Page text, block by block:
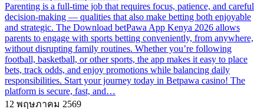
Parenting is a full-time job that requires focus, patience, and careful
decision-making — qualities that also make betting both enjoyable
and strategic. The Download betPawa App Kenya 2026 allows
parents to engage with sports betting conveniently, from anywhere,
without disrupting family routines. Whether you’re following
football, basketball, or other sports, the app makes it easy to place
bets, track odds, and enjoy promotions while balancing daily
responsibilities. Start your journey today in Betpawa casino! The
platform is secure, fast, and…
12 พฤษภาคม 2569